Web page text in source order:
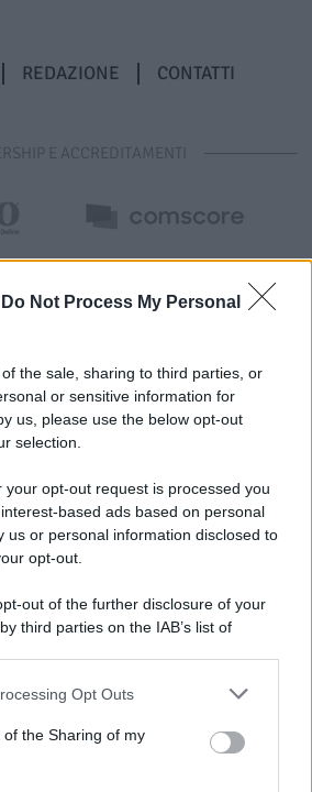
Do Not Process My Personal
the sale, sharing to third parties, or
or sensitive information for
us, please use the below opt-out
selection.
your opt-out request is processed you
based ads based on personal
us or personal information disclosed to
opt-out.
out of the further disclosure of your
third parties on the IAB’s list of
be disclosed by us to third parties
parties.
Opt Outs
the Sharing of my
REDAZIONE CONTATTI
E ACCREDITAMENTI
- P.IVA 04827280654 - Testata
Di Nocera Inferiore N. 8/2020 - RG N.
N. 35792 – ISCRITTA ALL’ANSO
NAZIONALE STAMPA ONLINE)
PREFERENZE PRIVACY